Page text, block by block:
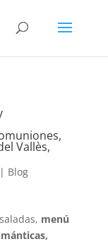
Vallès,
Blog
menú